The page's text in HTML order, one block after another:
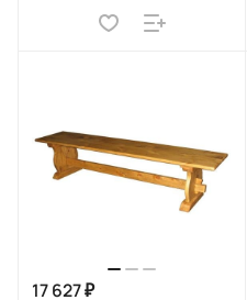
17 627 ₽